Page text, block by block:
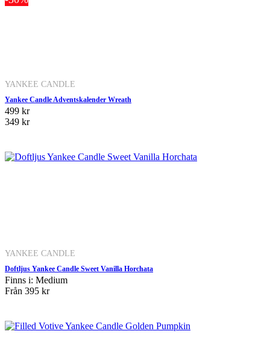
YANKEE CANDLE
Yankee Candle Adventskalender Wreath
499 kr
349 kr
YANKEE CANDLE
Doftljus Yankee Candle Sweet Vanilla Horchata
Finns i: Medium
Från 395 kr